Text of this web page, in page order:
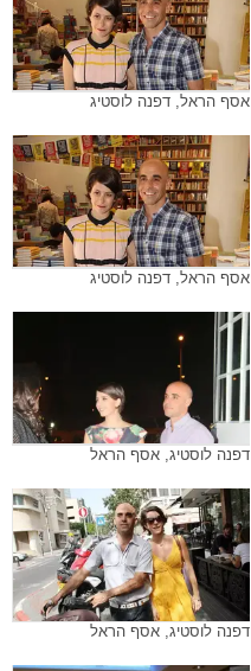
אסף הראל, דפנה לוסטיג
אסף הראל, דפנה לוסטיג
דפנה לוסטיג, אסף הראל
דפנה לוסטיג, אסף הראל